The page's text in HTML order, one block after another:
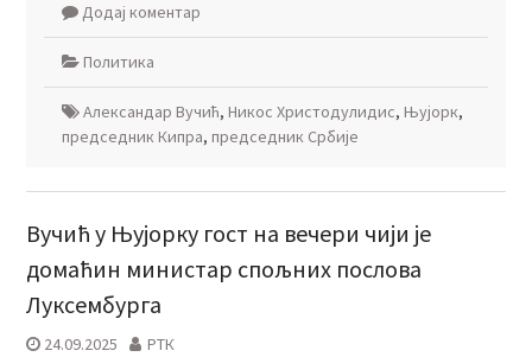
Додај коментар
Политика
Александар Вучић, Никос Христодулидис, Њујорк,
председник Кипра, председник Србије
Вучић у Њујорку гост на вечери чији је
домаћин министар спољних послова
Луксембурга
24.09.2025 РТК